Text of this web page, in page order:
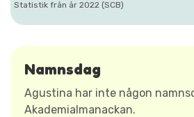
Statistik från år 2022 (SCB)
Namnsdag
Agustina har inte någon
Akademialmanackan.